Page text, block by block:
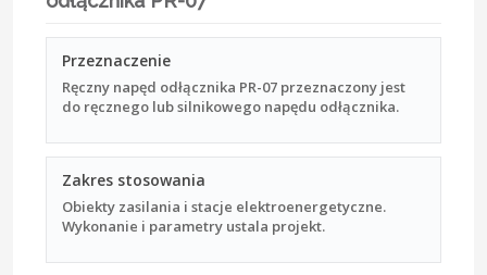
Przeznaczenie
Ręczny napęd odłącznika PR-07 przeznaczony jest
do ręcznego lub silnikowego napędu odłącznika.
Zakres stosowania
Obiekty zasilania i stacje elektroenergetyczne.
Wykonanie i parametry ustala projekt.